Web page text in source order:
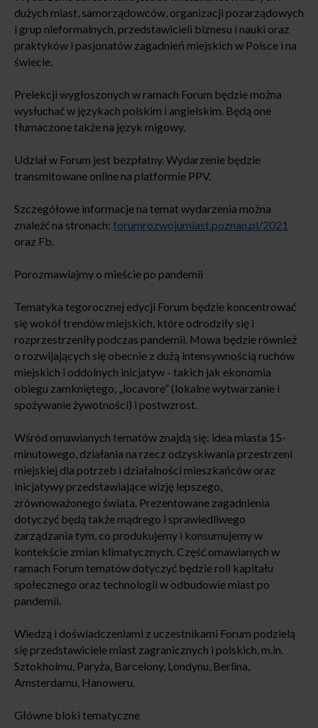
dużych miast, samorządowców, organizacji pozarządowych
i grup nieformalnych, przedstawicieli biznesu i nauki oraz
praktyków i pasjonatów zagadnień miejskich w Polsce i na
świecie.
Prelekcji wygłoszonych w ramach Forum będzie można
wysłuchać w językach polskim i angielskim. Będą one
tłumaczone także na język migowy.
Udział w Forum jest bezpłatny. Wydarzenie będzie
transmitowane online na platformie PPV.
Szczegółowe informacje na temat wydarzenia można
znaleźć na stronach: forumrozwojumiast.poznan.pl/2021
oraz Fb.
Porozmawiajmy o mieście po pandemii
Tematyka tegorocznej edycji Forum będzie koncentrować
się wokół trendów miejskich, które odrodziły się i
rozprzestrzeniły podczas pandemii. Mowa będzie również
o rozwijających się obecnie z dużą intensywnością ruchów
miejskich i oddolnych inicjatyw - takich jak ekonomia
obiegu zamkniętego, „locavore” (lokalne wytwarzanie i
spożywanie żywotności) i postwzrost.
Wśród omawianych tematów znajdą się: idea miasta 15-
minutowego, działania na rzecz odzyskiwania przestrzeni
miejskiej dla potrzeb i działalności mieszkańców oraz
inicjatywy przedstawiające wizję lepszego,
zrównoważonego świata. Prezentowane zagadnienia
dotyczyć będą także mądrego i sprawiedliwego
zarządzania tym, co produkujemy i konsumujemy w
kontekście zmian klimatycznych. Część omawianych w
ramach Forum tematów dotyczyć będzie roli kapitału
społecznego oraz technologii w odbudowie miast po
pandemii.
Wiedzą i doświadczeniami z uczestnikami Forum podzielą
się przedstawiciele miast zagranicznych i polskich, m.in.
Sztokholmu, Paryża, Barcelony, Londynu, Berlina,
Amsterdamu, Hanoweru.
Główne bloki tematyczne